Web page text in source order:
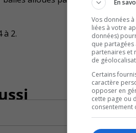
à 2.
En
Vos données
liées à votre
données)
que partagées
partenaires et
de
Certains
caractère
opposer en
cette page ou
consentement